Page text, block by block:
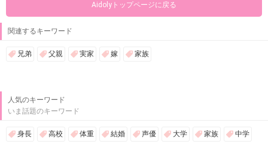
Aidolyトップページに戻る
関連するキーワード
兄弟 父親 実家 嫁 家族
人気のキーワード
いま話題のキーワード
身長 高校 体重 結婚 声優 大学 家族 中学